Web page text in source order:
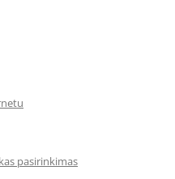
pasirinkimas